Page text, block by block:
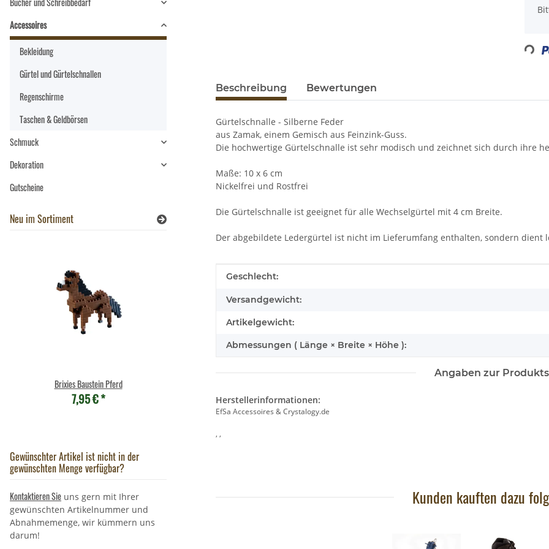
x
Loading...
Beschreibung Bewertungen
Gürtelschnalle - Silberne Feder
aus Zamak, einem Gemisch aus Feinzink-Guss.
Die hochwertige Gürtelschnalle ist sehr modisch und zeichnet sich durch ihre
Maße: 10 x 6 cm
Nickelfrei und Rostfrei
Die Gürtelschnalle ist geeignet für alle Wechselgürtel mit 4 cm Breite.
Der abgebildete Ledergürtel ist nicht im Lieferumfang enthalten, sondern dient
Produkteigenschaft
Wert
Geschlecht:
Versandgewicht:
Artikelgewicht:
Abmessungen ( Länge × Breite × Höhe ):
Angaben zur
Herstellerinformationen:
EfSa Accessoires & Crystalogy.de
, ,
Kunden kauften dazu
Accessoires
Bekleidung
Gürtel und Gürtelschnallen
Regenschirme
Taschen & Geldbörsen
Schmuck
Dekoration
Gutscheine
Neu im Sortiment
Brixies Baustein Pferd
7,95 €*
Cuddlekins - Blobfisch
21,90 €*
Gewünschter Artikel ist nicht in der
gewünschten Menge verfügbar?
Kontaktieren Sie uns gern mit Ihrer
gewünschten Artikelnummer und
Abnahmemenge, wir kümmern uns
darum!